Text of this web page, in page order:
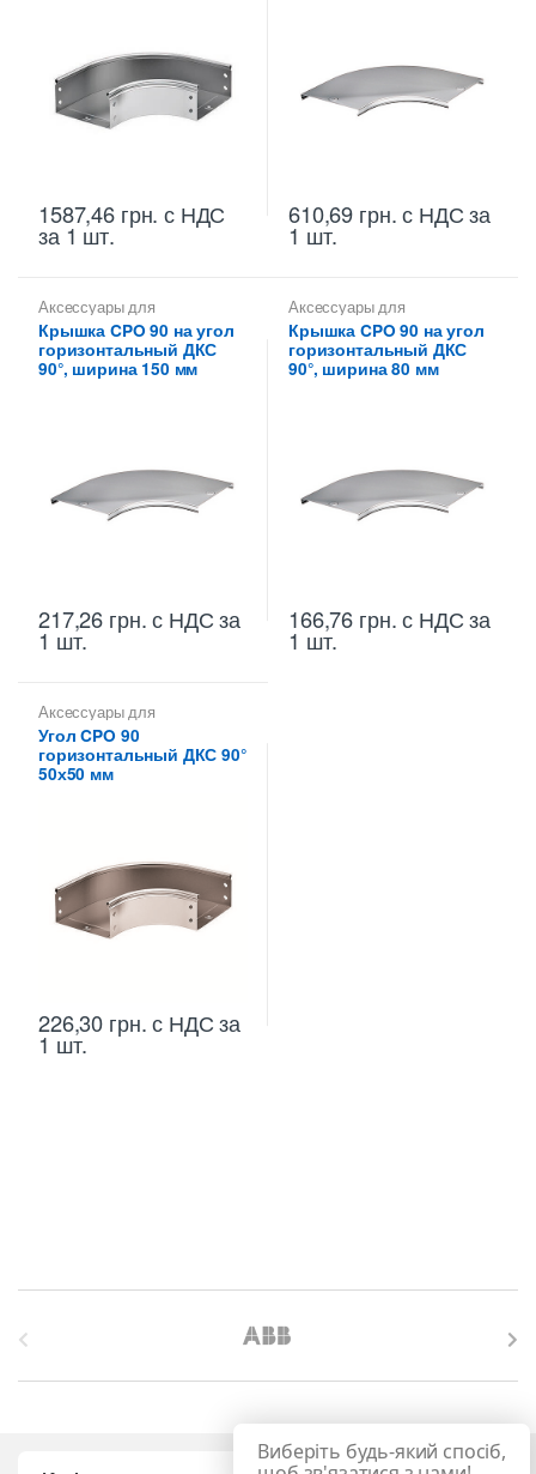
1587,46 грн. с НДС
за 1 шт.
610,69 грн.с НДС за
1 шт.
Аксессуары для
металлических лотков
Крышки на повороты,
ответвители
Крышка CPO 90 на угол
горизонтальный ДКС
90°, ширина 150 мм
217,26 грн.с НДС за
1 шт.
Аксессуары для
металлических лотков
Крышки на повороты,
ответвители
Крышка CPO 90 на угол
горизонтальный ДКС
90°, ширина 80 мм
166,76 грн.с НДС за
1 шт.
Аксессуары для
металлических лотков
для цельных,
перфорированных лотков
Угол CPO 90
горизонтальный ДКС 90°
50х50 мм
226,30 грн.с НДС за
1 шт.
Виберіть будь-який спосіб,